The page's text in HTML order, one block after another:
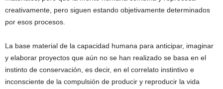
creativamente, pero siguen estando objetivamente determinados
por esos procesos.
La base material de la capacidad humana para anticipar, imaginar
y elaborar proyectos que aún no se han realizado se basa en el
instinto de conservación, es decir, en el correlato instintivo e
inconsciente de la compulsión de producir y reproducir la vida